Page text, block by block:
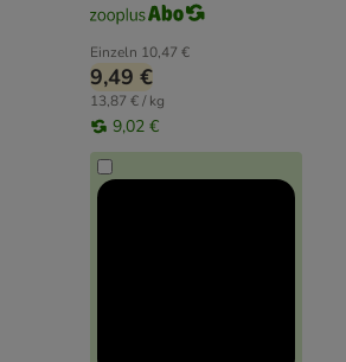
Einzeln 10,47 €
9,49 €
13,87 € / kg
9,02 €